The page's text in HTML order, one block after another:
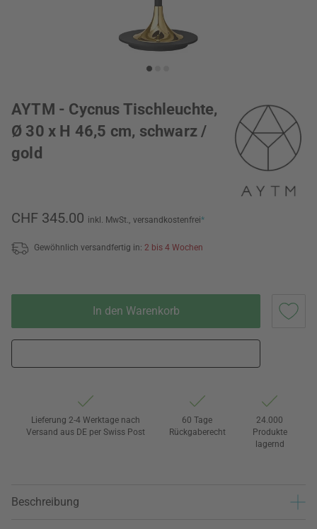
AYTM - Cycnus Tischleuchte,
Ø 30 x H 46,5 cm, schwarz /
gold
CHF 345.00 inkl. MwSt., versandkostenfrei*
Gewöhnlich versandfertig in: 2 bis 4 Wochen
In den Warenkorb
Lieferung 2-4 Werktage nach
Versand aus DE per Swiss Post
60 Tage
Rückgaberecht
24.000
Produkte
lagernd
Beschreibung